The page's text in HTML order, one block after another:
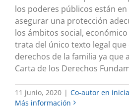
los poderes públicos están
asegurar una protección
los ámbitos social,
trata del único texto legal que
derechos de la familia ya que
Carta de los Derechos
11 junio, 2020 | Co-autor en
Más información